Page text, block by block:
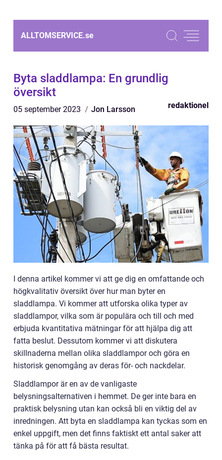
ALLTOMSERVICE.se
Byta sladdlampa: En grundlig
översikt
05 september 2023 Jon Larsson redaktionel
I denna artikel kommer vi att ge dig en omfattande och
högkvalitativ översikt över hur man byter en
sladdlampa. Vi kommer att utforska olika typer av
sladdlampor, vilka som är populära och till och med
erbjuda kvantitativa mätningar för att hjälpa dig att
fatta beslut. Dessutom kommer vi att diskutera
skillnaderna mellan olika sladdlampor och göra en
historisk genomgång av deras för- och nackdelar.
Sladdlampor är en av de vanligaste
belysningsalternativen i hemmet. De ger inte bara en
praktisk belysning utan kan också bli en viktig del av
inredningen. Att byta en sladdlampa kan tyckas som en
enkel uppgift, men det finns faktiskt ett antal saker att
tänka på för att få bästa resultat.